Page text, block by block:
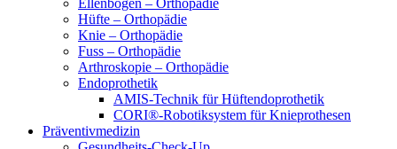
Ellenbogen – Orthopädie
Hüfte – Orthopädie
Knie – Orthopädie
Fuss – Orthopädie
Arthroskopie – Orthopädie
Endoprothetik
AMIS-Technik für Hüftendoprothetik
CORI®-Robotiksystem für Knieprothesen
Präventivmedizin